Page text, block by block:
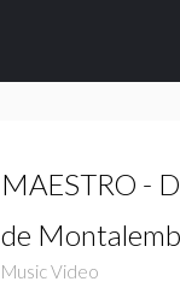
MAESTRO -
de
Music Video